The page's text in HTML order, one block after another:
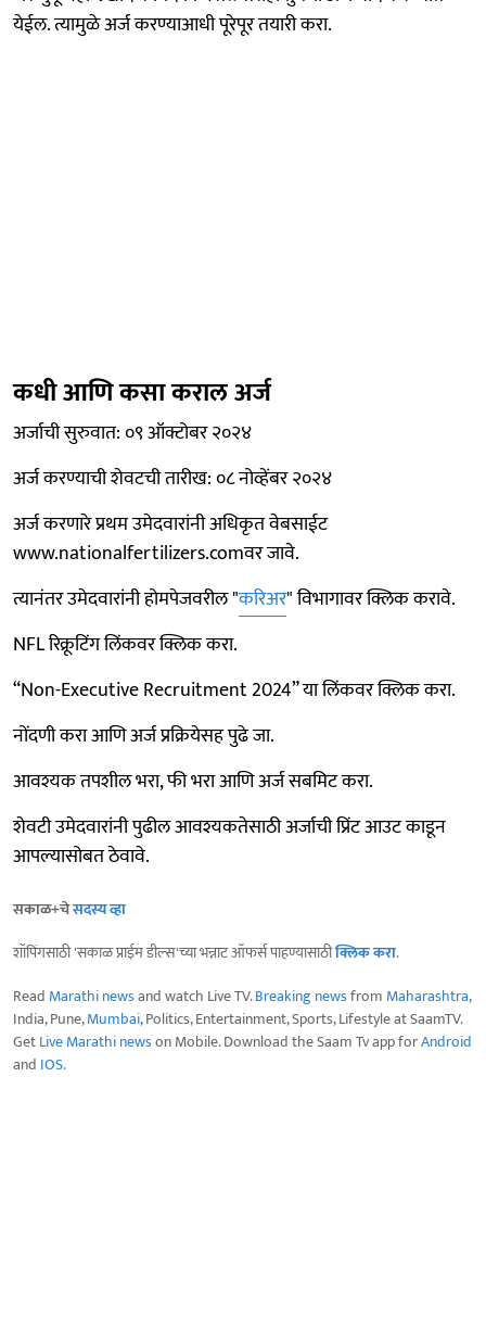
येईल. त्यामुळे अर्ज करण्याआधी पूरेपूर तयारी करा.
कधी आणि कसा कराल अर्ज
अर्जाची सुरुवात: ०९ ऑक्टोबर २०२४
अर्ज करण्याची शेवटची तारीख: ०८ नोव्हेंबर २०२४
अर्ज करणारे प्रथम उमेदवारांनी अधिकृत वेबसाईट
www.nationalfertilizers.comवर जावे.
त्यानंतर उमेदवारांनी होमपेजवरील "करिअर" विभागावर क्लिक करावे.
NFL रिक्रूटिंग लिंकवर क्लिक करा.
“Non-Executive Recruitment 2024” या लिंकवर क्लिक करा.
नोंदणी करा आणि अर्ज प्रक्रियेसह पुढे जा.
आवश्यक तपशील भरा, फी भरा आणि अर्ज सबमिट करा.
शेवटी उमेदवारांनी पुढील आवश्यकतेसाठी अर्जाची प्रिंट आउट काडून
आपल्यासोबत ठेवावे.
सकाळ+चेसदस्य व्हा
शॉपिंगसाठी 'सकाळ प्राईम डील्स'च्या भन्नाट ऑफर्स पाहण्यासाठीक्लिक करा.
Read Marathi newsand watch Live TV.Breaking newsfrom Maharashtra,
India, Pune,Mumbai, Politics, Entertainment, Sports, Lifestyle at SaamTV.
GetLive Marathi newson Mobile. Download the Saam Tv app forAndroid
and IOS.